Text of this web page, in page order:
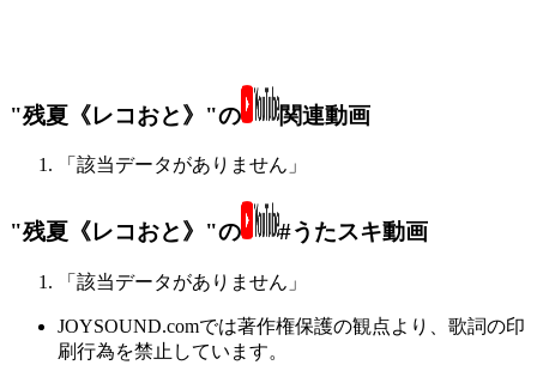
"残夏《レコおと》"の 関連動画
「該当データがありません」
"残夏《レコおと》"の #うたスキ動画
「該当データがありません」
JOYSOUND.comでは著作権保護の観点より、歌詞の印
刷行為を禁止しています。